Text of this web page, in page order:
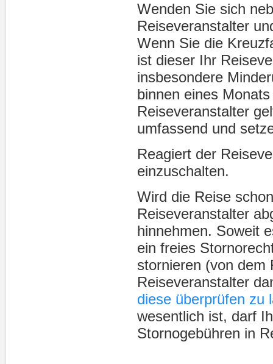
Wenden Sie sich
Reiseveranstalter
Wenn Sie die
ist dieser Ihr
insbesondere
binnen eines
Reiseveranstalter
umfassend und
Reagiert der
einzuschalten.
Wird die Reise
Reiseveranstalter
hinnehmen. Soweit
ein freies
stornieren (von dem
Reiseveranstalter
diese überprüfen zu
wesentlich ist, darf
Stornogebühren in